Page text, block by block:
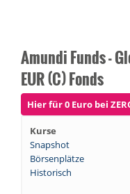
Amundi Funds -
EUR (C) Fonds
Hier für 0 Euro bei
Kurse
Snapshot
Börsenplätze
Historisch